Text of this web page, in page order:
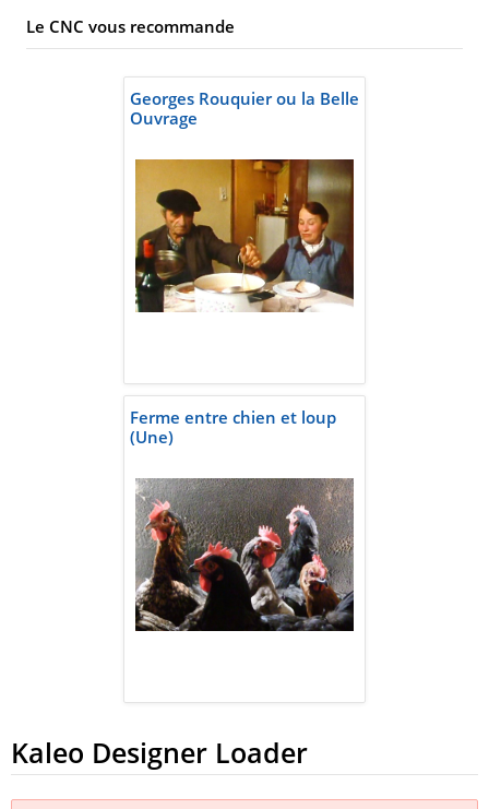
Le CNC vous recommande
Georges Rouquier ou la Belle
Ouvrage
Ferme entre chien et loup
(Une)
Kaleo Designer Loader